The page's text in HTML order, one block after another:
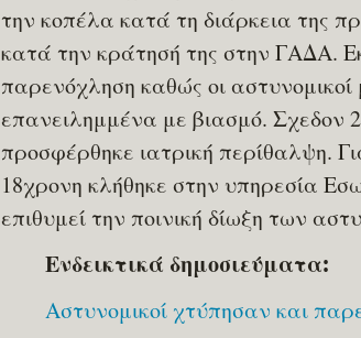
την κοπέλα κατά τη διάρκεια της
κατά την κράτησή της στην ΓΑΔΑ.
παρενόχληση καθώς οι
επανειλημμένα με βιασμό. Σχεδον
προσφέρθηκε ιατρική περίθαλψη.
18χρονη κλήθηκε στην υπηρεσία
επιθυμεί την ποινική δίωξη των
Ενδεικτικά δημοσιεύματα:
Αστυνομικοί χτύπησαν και